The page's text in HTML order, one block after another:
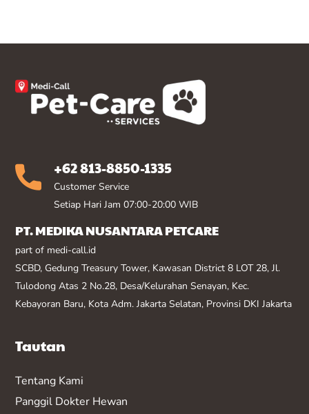
+62 813-8850-1335
Customer Service
Setiap Hari Jam 07:00-20:00 WIB
PT. MEDIKA NUSANTARA PETCARE
part of medi-call.id
SCBD, Gedung Treasury Tower, Kawasan District 8 LOT 28, Jl.
Tulodong Atas 2 No.28, Desa/Kelurahan Senayan, Kec.
Kebayoran Baru, Kota Adm. Jakarta Selatan, Provinsi DKI Jakarta
Tautan
Tentang Kami
Panggil Dokter Hewan